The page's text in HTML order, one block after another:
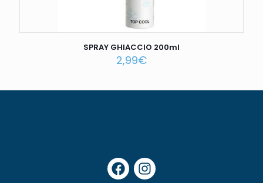
SPRAY GHIACCIO 200ml
2,99€